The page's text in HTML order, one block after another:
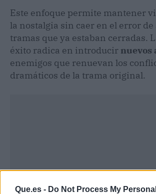
Que.es - Do Not Process My
Este enfoque permite mantener
la nostalgia sin caer en el error
tramas que ya estaban cerradas.
éxito radica en introducir nuevos
enemigos que renuevan los
dramáticos de la trama original.